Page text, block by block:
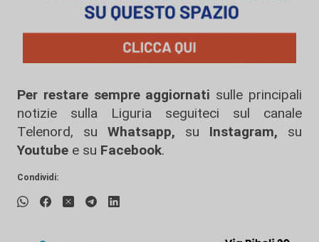
Per restare sempre aggiornati sulle principali
notizie sulla Liguria seguiteci sul canale
Telenord, su
Whatsapp, su Instagram, su
Youtube e su Facebook.
Condividi: